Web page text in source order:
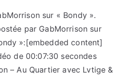
sur « Bondy ».
par GabMorrison sur
»:[embedded content]
de 00:07:30 secondes
– Au Quartier avec Lvtige &